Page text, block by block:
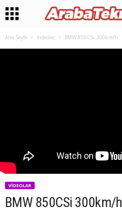
Ana Sayfa Videolar BMW 850CSi 300km/h
VIDEOLAR
BMW 850CSi 300km/h